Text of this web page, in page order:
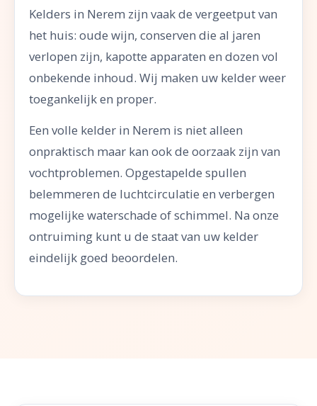
Kelders in Nerem zijn vaak de vergeetput van
het huis: oude wijn, conserven die al jaren
verlopen zijn, kapotte apparaten en dozen vol
onbekende inhoud. Wij maken uw kelder weer
toegankelijk en proper.
Een volle kelder in Nerem is niet alleen
onpraktisch maar kan ook de oorzaak zijn van
vochtproblemen. Opgestapelde spullen
belemmeren de luchtcirculatie en verbergen
mogelijke waterschade of schimmel. Na onze
ontruiming kunt u de staat van uw kelder
eindelijk goed beoordelen.